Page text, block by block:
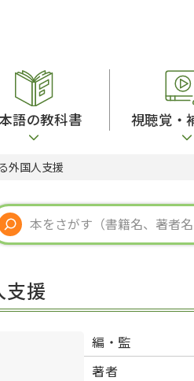
語の教科書
分野
子ども向け
発音・聴
日本語能
視聴覚・
ム・絵教材
絵本・子
スペイン
ポルトガ
表現・用
語彙・意味
表記
語政策
言語の諸
外国人支援
支援
編・監
著者